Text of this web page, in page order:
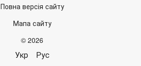
Повна версія сайту
Мапа сайту
© 2026
Укр Рус